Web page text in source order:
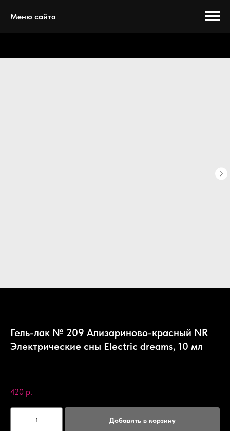
Меню сайта
Гель-лак № 209 Ализариново-красный NR
Электрические сны Electric dreams, 10 мл
420 р.
Добавить в корзину